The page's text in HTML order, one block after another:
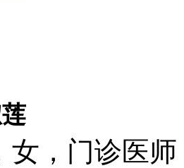
女，门诊医